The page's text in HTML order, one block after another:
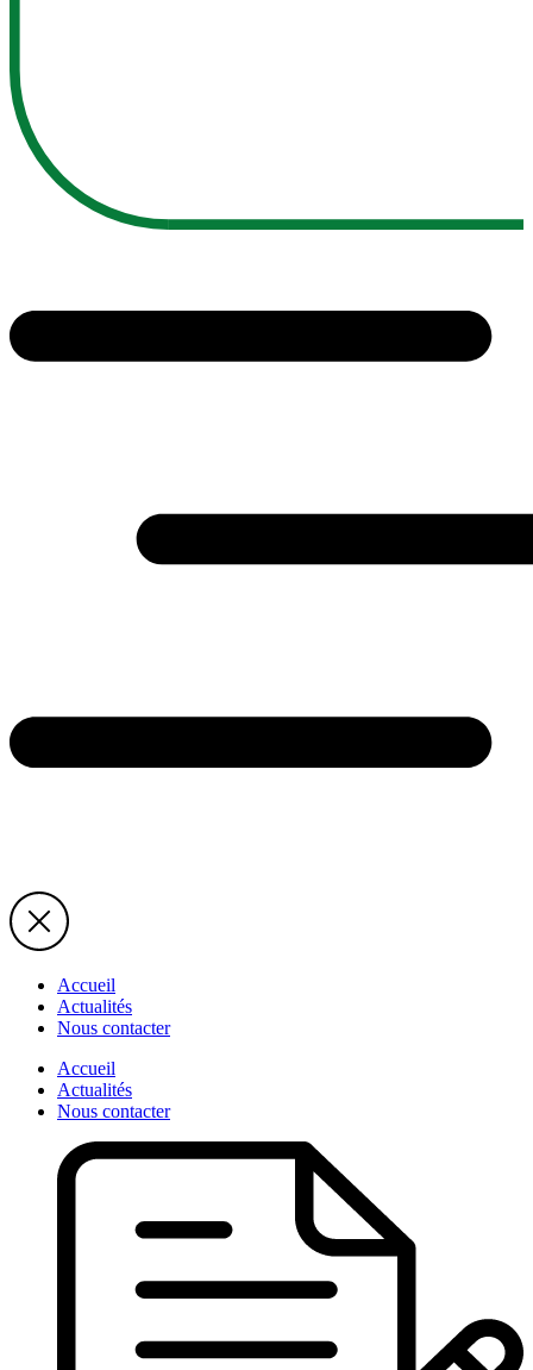
Accueil
Actualités
Nous contacter
Accueil
Actualités
Nous contacter